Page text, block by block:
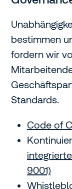
bestimmen
fordern wir
Standards.
Code of
9001)